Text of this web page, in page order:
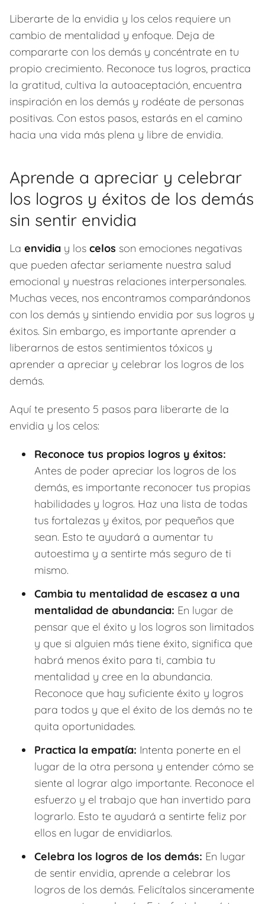
Liberarte de la envidia y los celos requiere un
cambio de mentalidad y enfoque. Deja de
compararte con los demás y concéntrate en tu
propio crecimiento. Reconoce tus logros, practica
la gratitud, cultiva la autoaceptación, encuentra
inspiración en los demás y rodéate de personas
positivas. Con estos pasos, estarás en el camino
hacia una vida más plena y libre de envidia.
Aprende a apreciar y celebrar
los logros y éxitos de los demás
sin sentir envidia
La envidia y los celos son emociones negativas
que pueden afectar seriamente nuestra salud
emocional y nuestras relaciones interpersonales.
Muchas veces, nos encontramos comparándonos
con los demás y sintiendo envidia por sus logros y
éxitos. Sin embargo, es importante aprender a
liberarnos de estos sentimientos tóxicos y
aprender a apreciar y celebrar los logros de los
demás.
Aquí te presento 5 pasos para liberarte de la
envidia y los celos:
Reconoce tus propios logros y éxitos:
Antes de poder apreciar los logros de los
demás, es importante reconocer tus propias
habilidades y logros. Haz una lista de todas
tus fortalezas y éxitos, por pequeños que
sean. Esto te ayudará a aumentar tu
autoestima y a sentirte más seguro de ti
mismo.
Cambia tu mentalidad de escasez a una
mentalidad de abundancia: En lugar de
pensar que el éxito y los logros son limitados
y que si alguien más tiene éxito, significa que
habrá menos éxito para ti, cambia tu
mentalidad y cree en la abundancia.
Reconoce que hay suficiente éxito y logros
para todos y que el éxito de los demás no te
quita oportunidades.
Practica la empatía: Intenta ponerte en el
lugar de la otra persona y entender cómo se
siente al lograr algo importante. Reconoce el
esfuerzo y el trabajo que han invertido para
lograrlo. Esto te ayudará a sentirte feliz por
ellos en lugar de envidiarlos.
Celebra los logros de los demás: En lugar
de sentir envidia, aprende a celebrar los
logros de los demás. Felicítalos sinceramente